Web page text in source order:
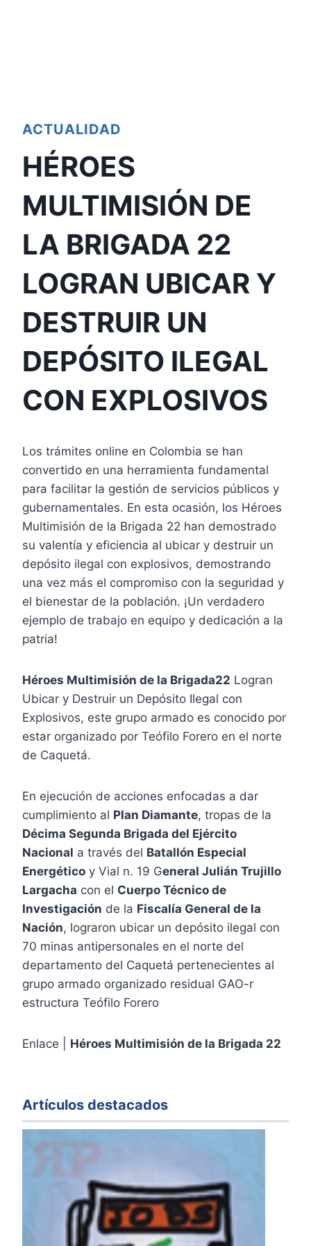
ACTUALIDAD
HÉROES
MULTIMISIÓN DE
LA BRIGADA 22
LOGRAN UBICAR Y
DESTRUIR UN
DEPÓSITO ILEGAL
CON EXPLOSIVOS
Los trámites online en Colombia se han
convertido en una herramienta fundamental
para facilitar la gestión de servicios públicos y
gubernamentales. En esta ocasión, los Héroes
Multimisión de la Brigada 22 han demostrado
su valentía y eficiencia al ubicar y destruir un
depósito ilegal con explosivos, demostrando
una vez más el compromiso con la seguridad y
el bienestar de la población. ¡Un verdadero
ejemplo de trabajo en equipo y dedicación a la
patria!
Héroes Multimisión de la Brigada22 Logran
Ubicar y Destruir un Depósito Ilegal con
Explosivos, este grupo armado es conocido por
estar organizado por Teófilo Forero en el norte
de Caquetá.
En ejecución de acciones enfocadas a dar
cumplimiento al Plan Diamante, tropas de la
Décima Segunda Brigada del Ejército
Nacional a través del Batallón Especial
Energético y Vial n. 19 General Julián Trujillo
Largacha con el Cuerpo Técnico de
Investigación de la Fiscalía General de la
Nación, lograron ubicar un depósito ilegal con
70 minas antipersonales en el norte del
departamento del Caquetá pertenecientes al
grupo armado organizado residual GAO-r
estructura Teófilo Forero
Enlace | Héroes Multimisión de la Brigada 22
Artículos destacados